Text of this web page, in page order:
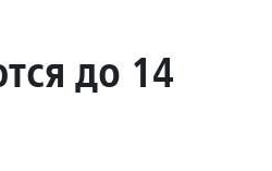
до 14